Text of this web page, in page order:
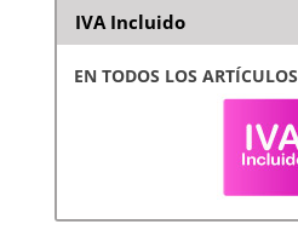
IVA Incluido
EN TODOS LOS ARTÍCULOS